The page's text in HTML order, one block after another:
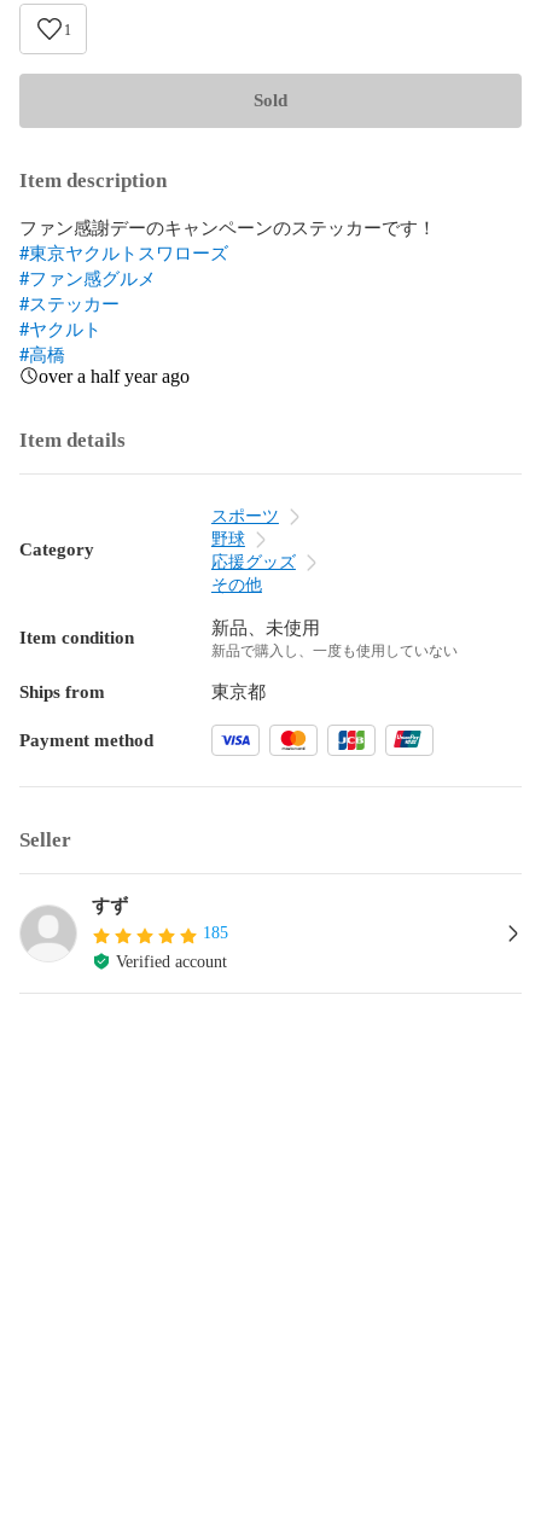
1
Sold
Item description
#東京ヤクルトスワローズ
#ファン感グルメ
#ステッカー
#ヤクルト
#高橋
over a half year ago
Item details
Category
スポーツ
野球
応援グッズ
その他
Item condition 新品、未使用
新品で購入し、一度も使用していない
Ships from 東京都
Payment method
Seller
すず
185
Verified account